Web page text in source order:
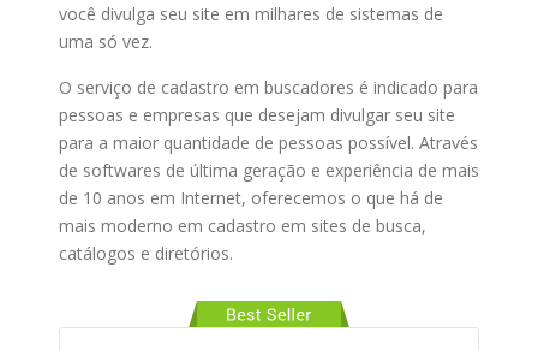
você divulga seu site em milhares de sistemas de
uma só vez.
O serviço de cadastro em buscadores é indicado para
pessoas e empresas que desejam divulgar seu site
para a maior quantidade de pessoas possível. Através
de softwares de última geração e experiência de mais
de 10 anos em Internet, oferecemos o que há de
mais moderno em cadastro em sites de busca,
catálogos e diretórios.